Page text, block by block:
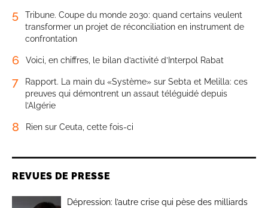
5
Tribune. Coupe du monde 2030: quand certains veulent
transformer un projet de réconciliation en instrument de
confrontation
6 Voici, en chiffres, le bilan d’activité d’Interpol Rabat
7
Rapport. La main du «Système» sur Sebta et Melilla: ces
preuves qui démontrent un assaut téléguidé depuis
l’Algérie
8 Rien sur Ceuta, cette fois-ci
REVUES DE PRESSE
Dépression: l’autre crise qui pèse des milliards